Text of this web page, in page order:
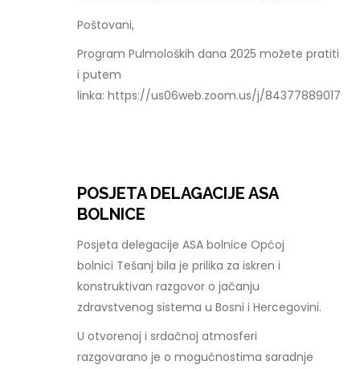
Poštovani,
Program Pulmoloških dana 2025 možete pratiti
i putem
linka: https://us06web.zoom.us/j/84377889017
POSJETA DELAGACIJE ASA
BOLNICE
Posjeta delegacije ASA bolnice Općoj
bolnici Tešanj bila je prilika za iskren i
konstruktivan razgovor o jačanju
zdravstvenog sistema u Bosni i Hercegovini.
U otvorenoj i srdačnoj atmosferi
razgovarano je o mogućnostima saradnje